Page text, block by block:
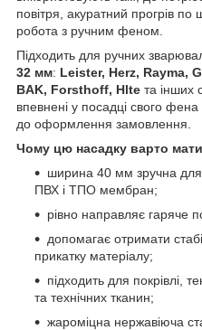
повітря, акуратний прогрів
робота з ручним феном.
Підходить для ручних
32 мм: Leister, Herz, Rayma,
BAK, Forsthoff, Hlte та інших
впевнені у посадці свого
до оформлення замовлення.
Чому цю насадку варто
ширина 40 мм зручна
ПВХ і ТПО мембран;
рівно направляє гаряче
допомагає отримати
прикатку матеріалу;
підходить для покрівлі,
та технічних тканин;
жароміцна нержавіюча